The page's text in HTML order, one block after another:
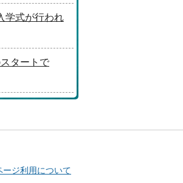
式が行われ
タートで
ージ利用について